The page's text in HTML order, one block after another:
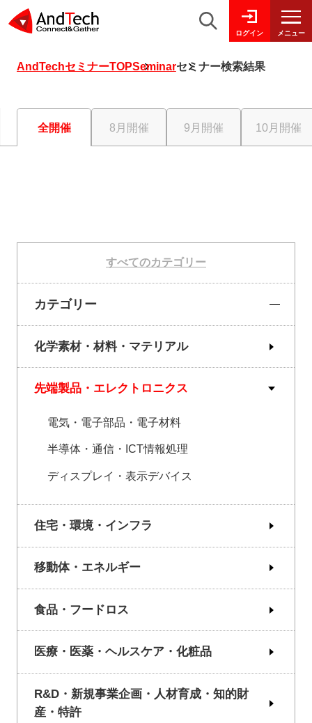
ログイン メニュー
AndTechセミナーTOPSeminarセミナー検索結果
全開催 8月開催 9月開催 10月開催
すべてのカテゴリー
カテゴリー
化学素材・材料・マテリアル
先端製品・エレクトロニクス
電気・電子部品・電子材料
半導体・通信・ICT情報処理
ディスプレイ・表示デバイス
住宅・環境・インフラ
移動体・エネルギー
食品・フードロス
医療・医薬・ヘルスケア・化粧品
R&D・新規事業企画・人材育成・知的財
産・特許